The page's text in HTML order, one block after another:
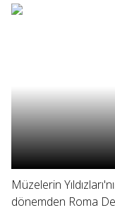
Müzelerin
dönemden Roma